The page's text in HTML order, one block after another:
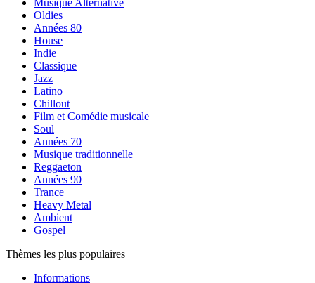
Musique Alternative
Oldies
Années 80
House
Indie
Classique
Jazz
Latino
Chillout
Film et Comédie musicale
Soul
Années 70
Musique traditionnelle
Reggaeton
Années 90
Trance
Heavy Metal
Ambient
Gospel
Thèmes les plus populaires
Informations